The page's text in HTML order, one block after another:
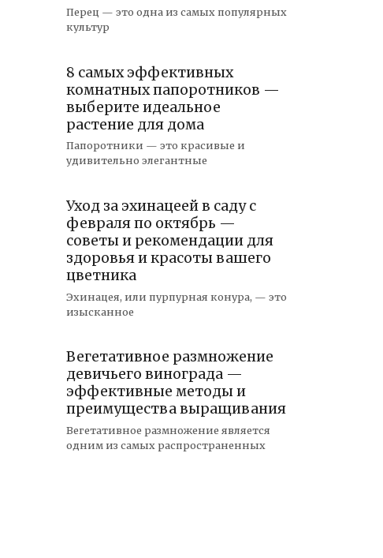
Перец — это одна из самых популярных
культур
8 самых эффективных
комнатных папоротников —
выберите идеальное
растение для дома
Папоротники — это красивые и
удивительно элегантные
Уход за эхинацеей в саду с
февраля по октябрь —
советы и рекомендации для
здоровья и красоты вашего
цветника
Эхинацея, или пурпурная конура, — это
изысканное
Вегетативное размножение
девичьего винограда —
эффективные методы и
преимущества выращивания
Вегетативное размножение является
одним из самых распространенных